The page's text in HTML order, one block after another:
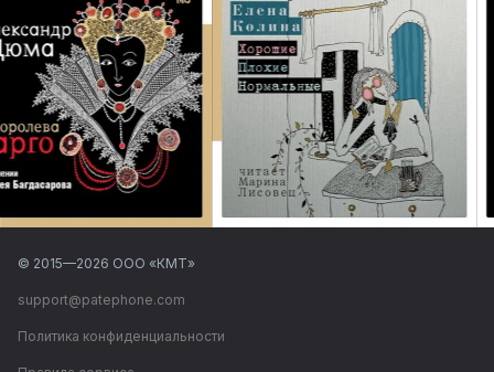
© 2015—2026 ООО «КМТ»
support@patephone.com
Политика конфиденциальности